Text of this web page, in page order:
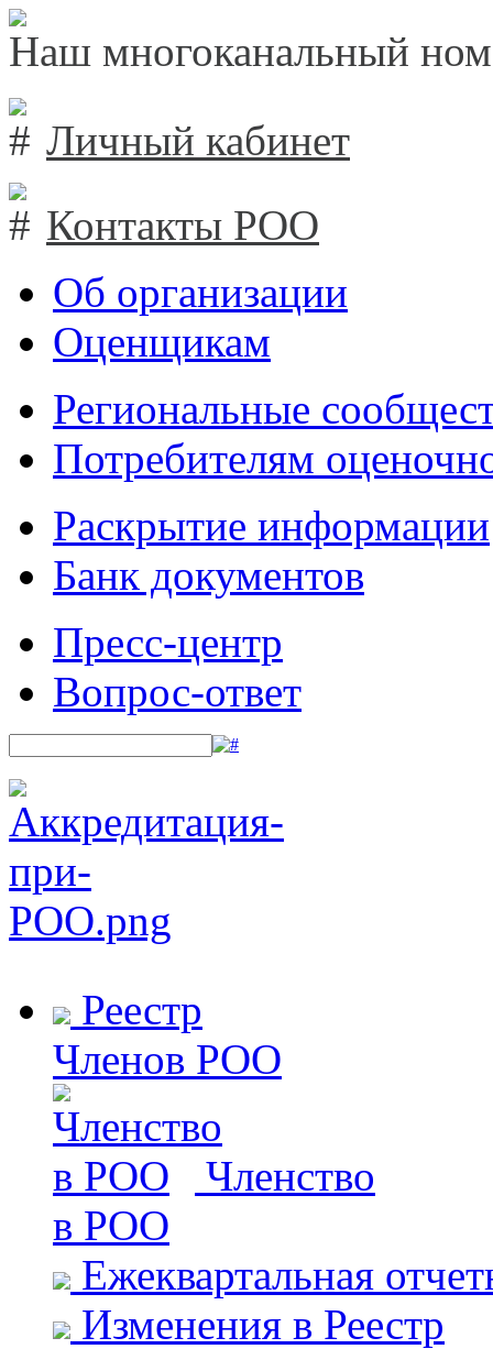
Наш многоканальный
Личный кабинет
Контакты РОО
Об организации
Оценщикам
Региональные
Потребителям
Раскрытие информации
Банк документов
Пресс-центр
Вопрос-ответ
Реестр
Членов РОО
Членство
в РОО
Ежеквартальная
Изменения в Реестр